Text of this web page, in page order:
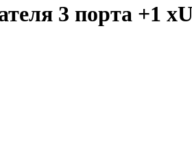
3 порта +1